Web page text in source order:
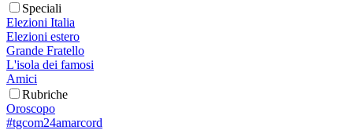
Speciali
Elezioni Italia
Elezioni estero
Grande Fratello
L'isola dei famosi
Amici
Rubriche
Oroscopo
#tgcom24amarcord